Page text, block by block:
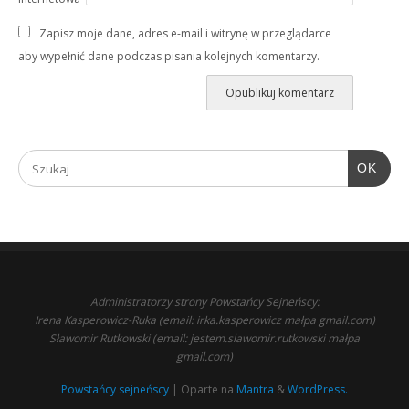
Zapisz moje dane, adres e-mail i witrynę w przeglądarce
aby wypełnić dane podczas pisania kolejnych komentarzy.
OK
Administratorzy strony Powstańcy Sejneńscy:
Irena Kasperowicz-Ruka (email: irka.kasperowicz małpa gmail.com)
Sławomir Rutkowski (email: jestem.slawomir.rutkowski małpa
gmail.com)
Powstańcy sejneńscy | Oparte na Mantra &WordPress.